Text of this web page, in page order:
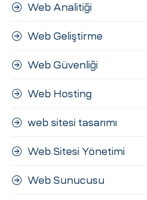
Web Analitiği
Web Geliştirme
Web Güvenliği
Web Hosting
web sitesi tasarımı
Web Sitesi Yönetimi
Web Sunucusu